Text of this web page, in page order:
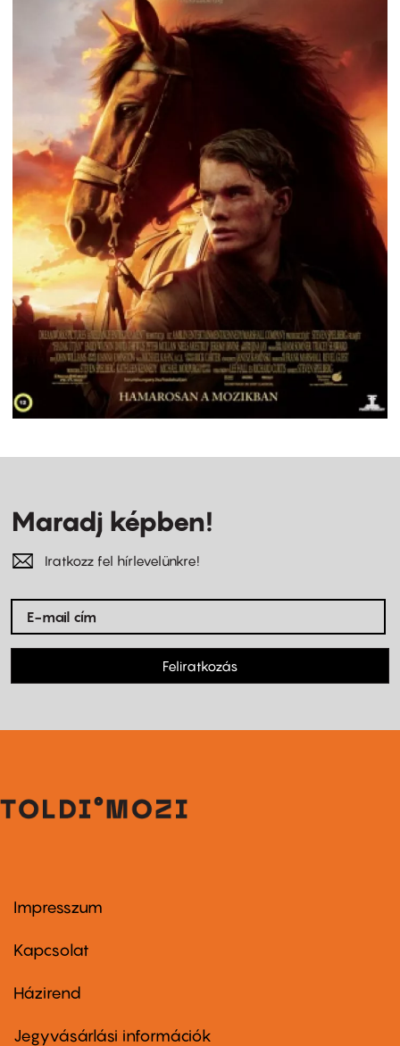
Maradj képben!
Iratkozz fel hírlevelünkre!
Feliratkozás
Footer
first
Impresszum
Kapcsolat
Footer
second
Házirend
Jegyvásárlási információk